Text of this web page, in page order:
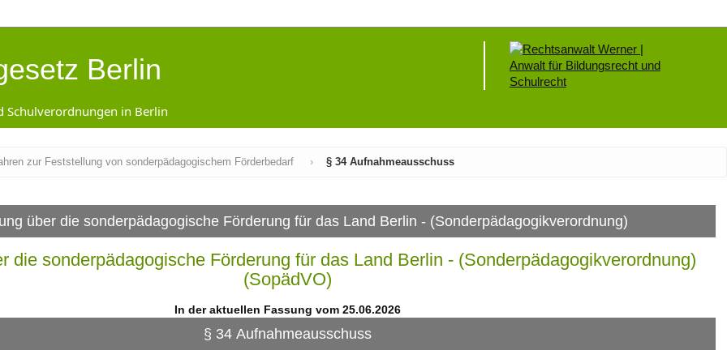
Berlin
Schulverordnungen in Berlin
zur Feststellung von sonderpädagogischem Förderbedarf › § 34 Aufnahmeausschuss
über die sonderpädagogische Förderung für das Land Berlin - (Sonderpädagogik­verordnung)
die sonderpädagogische Förderung für das Land Berlin - (Sonderpädagogik­verordnung)
(SopädVO)
In der aktuellen Fassung vom 25.06.2026
§ 34 Aufnahmeausschuss